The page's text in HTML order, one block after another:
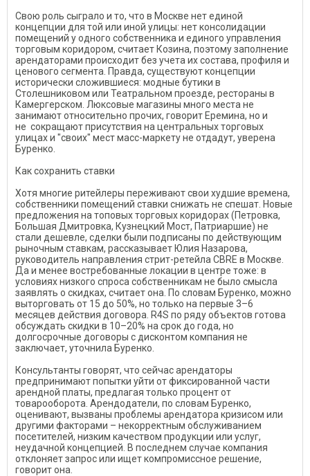
Свою роль сыграло и то, что в Москве нет единой
концепции для той или иной улицы: нет консолидации
помещений у одного собственника и единого управления
торговым коридором, считает Козина, поэтому заполнение
арендаторами происходит без учета их состава, профиля и
ценового сегмента. Правда, существуют концепции
исторически сложившиеся: модные бутики в
Столешниковом или Театральном проезде, рестораны в
Камергерском. Люксовые магазины много места не
занимают относительно прочих, говорит Еремина, но и
не сокращают присутствия на центральных торговых
улицах и "своих" мест масс-маркету не отдадут, уверена
Буренко.
Как сохранить ставки
Хотя многие ритейлеры переживают свои худшие времена,
собственники помещений ставки снижать не спешат. Новые
предложения на топовых торговых коридорах (Петровка,
Большая Дмитровка, Кузнецкий Мост, Патриаршие) не
стали дешевле, сделки были подписаны по действующим
рыночным ставкам, рассказывает Юлия Назарова,
руководитель направления стрит-ретейла СBRE в Москве.
Да и менее востребованные локации в центре тоже: в
условиях низкого спроса собственникам не было смысла
заявлять о скидках, считает она. По словам Буренко, можно
выторговать от 15 до 50%, но только на первые 3–6
месяцев действия договора. R4S по ряду объектов готова
обсуждать скидки в 10–20% на срок до года, но
долгосрочные договоры с дисконтом компания не
заключает, уточнила Буренко.
Консультанты говорят, что сейчас арендаторы
предпринимают попытки уйти от фиксированной части
арендной платы, предлагая только процент от
товарооборота. Арендодатели, по словам Буренко,
оценивают, вызваны проблемы арендатора кризисом или
другими факторами – некорректным обслуживанием
посетителей, низким качеством продукции или услуг,
неудачной концепцией. В последнем случае компания
отклоняет запрос или ищет компромиссное решение,
говорит она.